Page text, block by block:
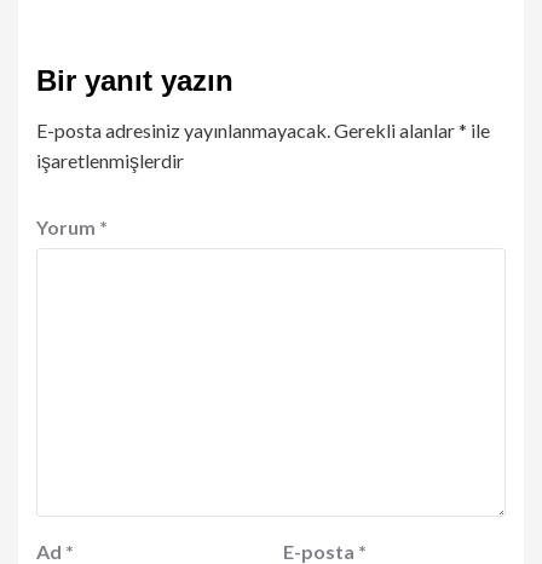
Bir yanıt yazın
E-posta adresiniz yayınlanmayacak.Gerekli alanlar* ile
işaretlenmişlerdir
Yorum *
Ad * E-posta *